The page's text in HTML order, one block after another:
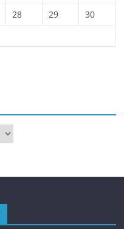
28 29
30